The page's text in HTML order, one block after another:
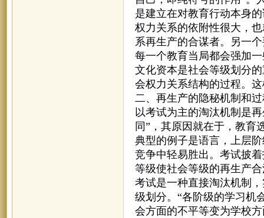
是建立在对教育行动本身
权力关系的依附性很大，
系再生产的合谋者。另一
每一个教育当局都会强加
文化资本是社会等级划分
会权力关系结构的过程。
二、再生产的隐秘机制和
以考试为主的淘汰机制是
同”，其原因就在于，教育
典型的例子是语言，上层
竞争中轻易胜出。考试披
等级使社会等级的再生产
考试是一种直接淘汰机制
级划分。“各阶级的学习机
会方面的不平等变为学校